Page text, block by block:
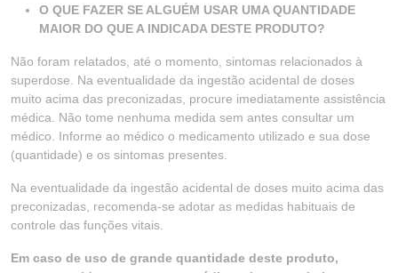
O QUE FAZER SE ALGUÉM USAR UMA QUANTIDADE
MAIOR DO QUE A INDICADA DESTE PRODUTO?
Não foram relatados, até o momento, sintomas relacionados à
superdose. Na eventualidade da ingestão acidental de doses
muito acima das preconizadas, procure imediatamente assistência
médica. Não tome nenhuma medida sem antes consultar um
médico. Informe ao médico o medicamento utilizado e sua dose
(quantidade) e os sintomas presentes.
Na eventualidade da ingestão acidental de doses muito acima das
preconizadas, recomenda-se adotar as medidas habituais de
controle das funções vitais.
Em caso de uso de grande quantidade deste produto,